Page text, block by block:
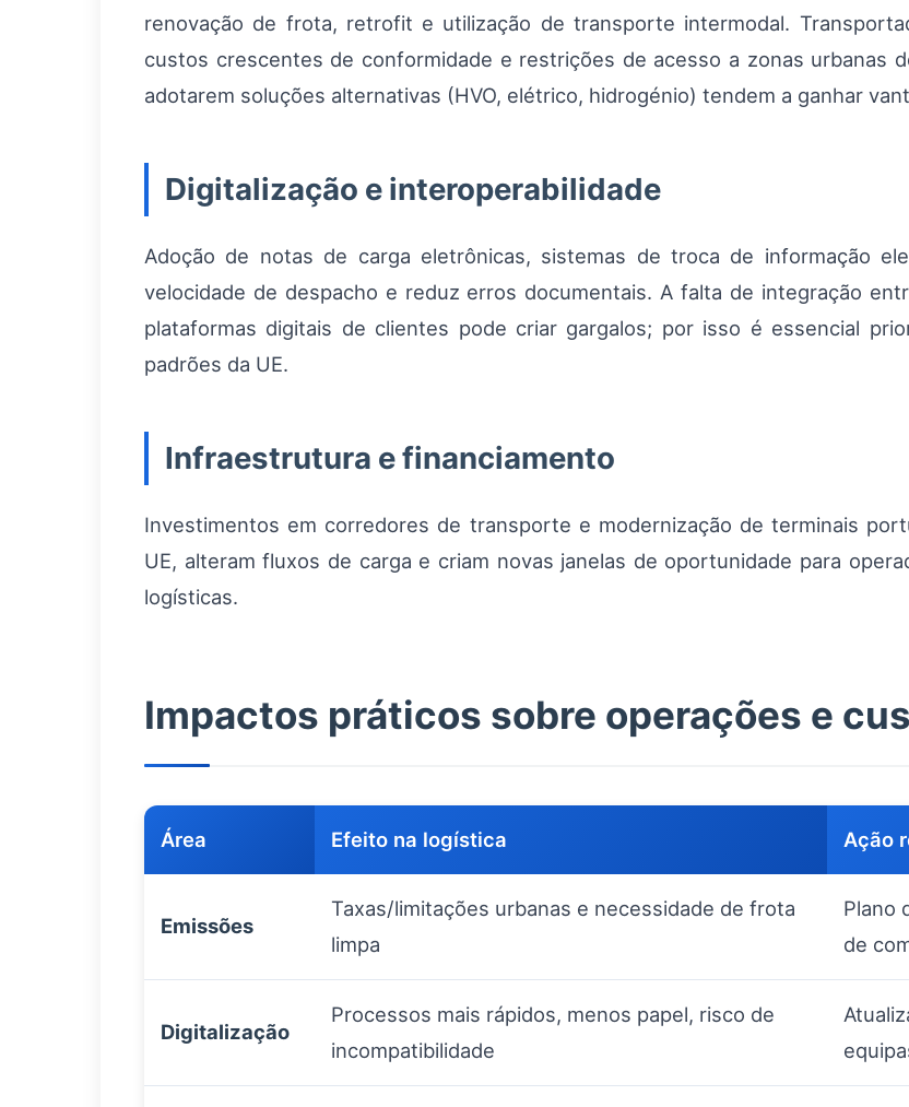
renovação de frota, retrofit e utilização de transporte intermodal.
custos crescentes de conformidade e restrições de acesso a zonas urbanas
adotarem soluções alternativas (HVO, elétrico, hidrogénio) tendem a ganhar
Digitalização e interoperabilidade
Adoção de notas de carga eletrônicas, sistemas de troca de informação
velocidade de despacho e reduz erros documentais. A falta de integração
plataformas digitais de clientes pode criar gargalos; por isso é essencial
padrões da UE.
Infraestrutura e financiamento
Investimentos em corredores de transporte e modernização de terminais
UE, alteram fluxos de carga e criam novas janelas de oportunidade para
logísticas.
Impactos práticos sobre operações e
Área Efeito na logística Ação
Emissões
Taxas/limitações urbanas e necessidade de frota
limpa
Plano
de
Digitalização
Processos mais rápidos, menos papel, risco de
incompatibilidade